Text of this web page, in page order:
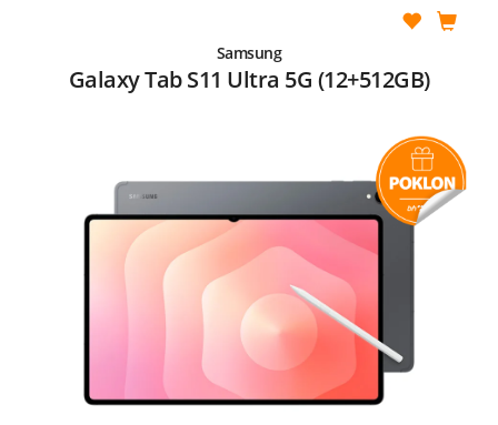
Samsung
Galaxy Tab S11 Ultra 5G (12+512GB)